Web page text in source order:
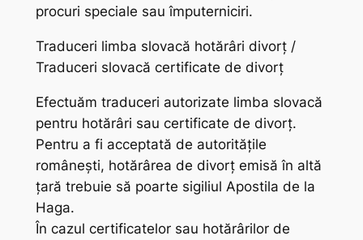
procuri speciale sau împuterniciri.
Traduceri limba slovacă hotărâri divorț /
Traduceri slovacă certificate de divorț
Efectuăm traduceri autorizate limba slovacă
pentru hotărâri sau certificate de divorț.
Pentru a fi acceptată de autoritățile
românești, hotărârea de divorț emisă în altă
țară trebuie să poarte sigiliul Apostila de la
Haga.
În cazul certificatelor sau hotărârilor de